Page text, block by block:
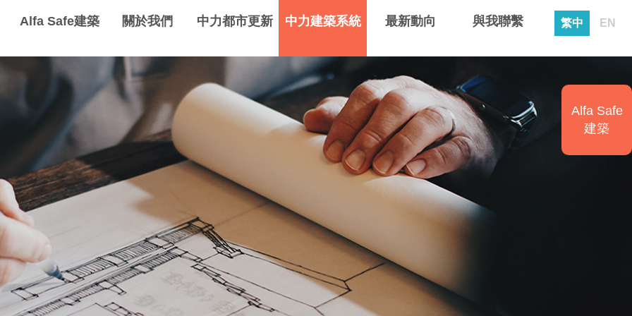
Alfa Safe建築 關於我們 中力都市更新 中力建築系統 最新動向 與我聯繫 繁中 EN
Alfa Safe
建築